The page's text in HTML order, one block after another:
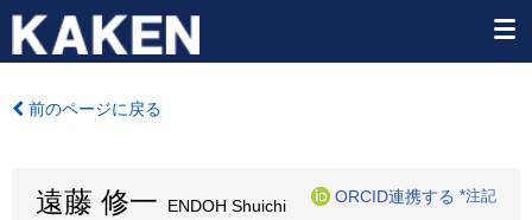
前のページに戻る
遠藤 修一 ENDOH Shuichi
ORCID連携する *注記